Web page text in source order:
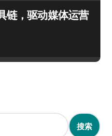
链，驱动媒体运营